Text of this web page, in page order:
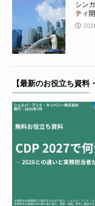
シン
ティ
【最新のお役立ち資料